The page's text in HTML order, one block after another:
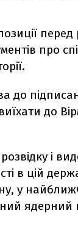
про
до
до
і
в цій
у
ядерний